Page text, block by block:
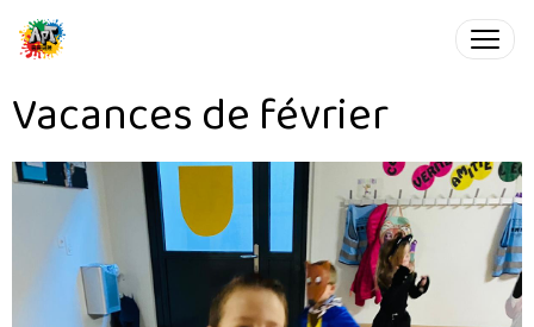
Vacances de février